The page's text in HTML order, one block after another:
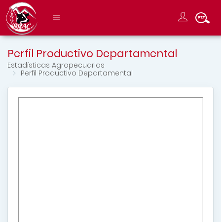
Perfil Productivo Departamental
Estadísticas Agropecuarias
Perfil Productivo Departamental